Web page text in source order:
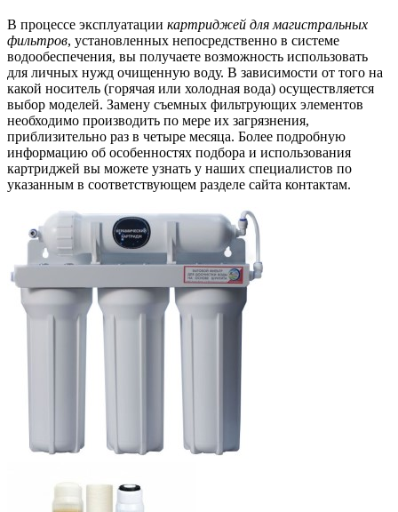
В процессе эксплуатации картриджей для магистральных
фильтров, установленных непосредственно в системе
водообеспечения, вы получаете возможность использовать
для личных нужд очищенную воду. В зависимости от того на
какой носитель (горячая или холодная вода) осуществляется
выбор моделей. Замену съемных фильтрующих элементов
необходимо производить по мере их загрязнения,
приблизительно раз в четыре месяца. Более подробную
информацию об особенностях подбора и использования
картриджей вы можете узнать у наших специалистов по
указанным в соответствующем разделе сайта контактам.